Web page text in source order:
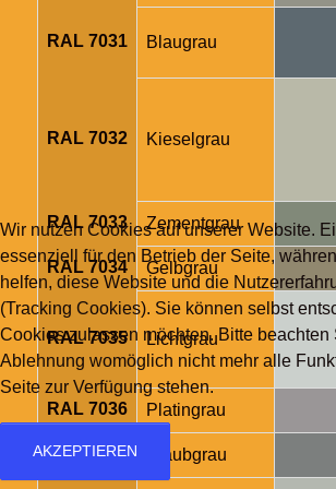
RAL 7031 Blaugrau
RAL 7032 Kieselgrau
RAL 7033 Zementgrau
RAL 7034 Gelbgrau
RAL 7035 Lichtgrau
RAL 7036 Platingrau
RAL 7037 Staubgrau
Wir nutzen Cookies auf unserer Website.
essenziell für den Betrieb der Seite,
helfen, diese Website und die
(Tracking Cookies). Sie können selbst
Cookies zulassen möchten. Bitte beachten
Ablehnung womöglich nicht mehr alle
Seite zur Verfügung stehen.
AKZEPTIEREN